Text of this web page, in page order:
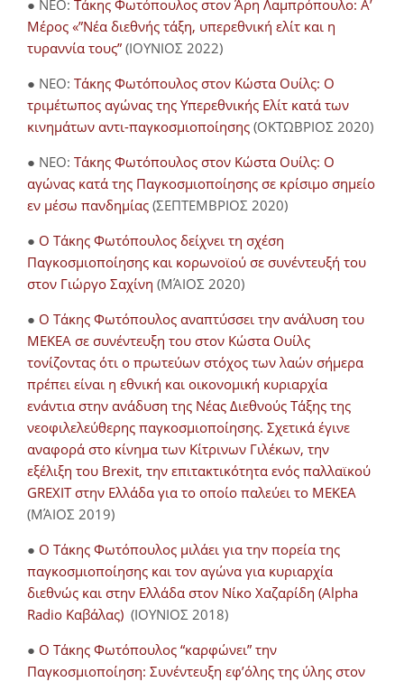
● NEO: Τάκης Φωτόπουλος στον Άρη Λαμπρόπουλο: Α’
Μέρος «”Νέα διεθνής τάξη, υπερεθνική ελίτ και η
τυραννία τους” (ΙΟΥΝΙΟΣ 2022)
● NEO: Τάκης Φωτόπουλος στον Κώστα Ουίλς: Ο
τριμέτωπος αγώνας της Υπερεθνικής Ελίτ κατά των
κινημάτων αντι-παγκοσμιοποίησης (ΟΚΤΩΒΡΙΟΣ 2020)
● NEO: Τάκης Φωτόπουλος στον Κώστα Ουίλς: Ο
αγώνας κατά της Παγκοσμιοποίησης σε κρίσιμο σημείο
εν μέσω πανδημίας (ΣΕΠΤΕΜΒΡΙΟΣ 2020)
● Ο Τάκης Φωτόπουλος δείχνει τη σχέση
Παγκοσμιοποίησης και κορωνοϊού σε συνέντευξή του
στον Γιώργο Σαχίνη (ΜΆΙΟΣ 2020)
● O Τάκης Φωτόπουλος αναπτύσσει την ανάλυση του
ΜΕΚΕΑ σε συνέντευξη του στον Κώστα Ουίλς
τονίζοντας ότι ο πρωτεύων στόχος των λαών σήμερα
πρέπει είναι η εθνική και οικονομική κυριαρχία
ενάντια στην ανάδυση της Νέας Διεθνούς Τάξης της
νεοφιλελεύθερης παγκοσμιοποίησης. Σχετικά έγινε
αναφορά στο κίνημα των Κίτρινων Γιλέκων, την
εξέλιξη του Brexit, την επιτακτικότητα ενός παλλαϊκού
GREXIT στην Ελλάδα για το οποίο παλεύει το ΜΕΚΕΑ
(ΜΆΙΟΣ 2019)
● Ο Τάκης Φωτόπουλος μιλάει για την πορεία της
παγκοσμιοποίησης και τον αγώνα για κυριαρχία
διεθνώς και στην Ελλάδα στον Νίκο Χαζαρίδη (Alpha
Radio Καβάλας) (ΙΟΥΝΙΟΣ 2018)
● Ο Τάκης Φωτόπουλος “καρφώνει” την
Παγκοσμιοποίηση: Συνέντευξη εφ’όλης της ύλης στον